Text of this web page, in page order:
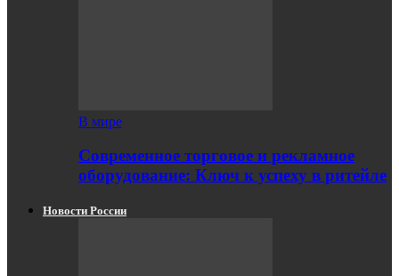
В мире
Современное торговое и рекламное
оборудование: Ключ к успеху в ритейле
Новости России